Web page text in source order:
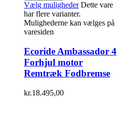
Vælg muligheder Dette vare
har flere varianter.
Mulighederne kan vælges på
varesiden
Ecoride Ambassador 4
Forhjul motor
Remtræk Fodbremse
kr.18.495,00